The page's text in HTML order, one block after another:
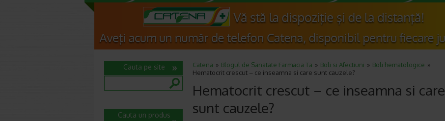
Catena Blogul de Sanatate Farmacia Ta Boli si Afectiuni
Boli hematologice
Hematocrit crescut – ce inseamna si care sunt cauzele?
Hematocrit crescut – ce inseamna si care
sunt cauzele?
Cauta pe site
Cauta un produs